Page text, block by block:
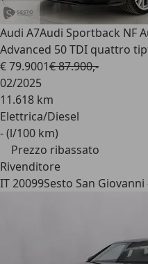
Audi A7Audi Sportback NF
Advanced 50 TDI quattro
€ 79.9001€ 87.900,-
02/2025
11.618 km
Elettrica/Diesel
- (l/100 km)
Prezzo ribassato
Rivenditore
IT 20099Sesto San